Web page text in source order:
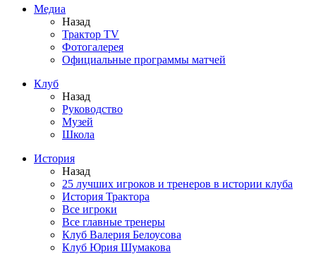
Медиа
Назад
Трактор TV
Фотогалерея
Официальные программы матчей
Клуб
Назад
Руководство
Музей
Школа
История
Назад
25 лучших игроков и тренеров в истории клуба
История Трактора
Все игроки
Все главные тренеры
Клуб Валерия Белоусова
Клуб Юрия Шумакова